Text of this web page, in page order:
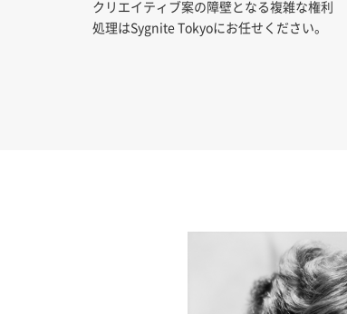
クリエイティブ案の障壁となる複雑な権利
処理はSygnite Tokyoにお任せください。